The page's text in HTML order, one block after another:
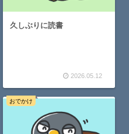
久しぶりに読書
2026.05.12
おでかけ